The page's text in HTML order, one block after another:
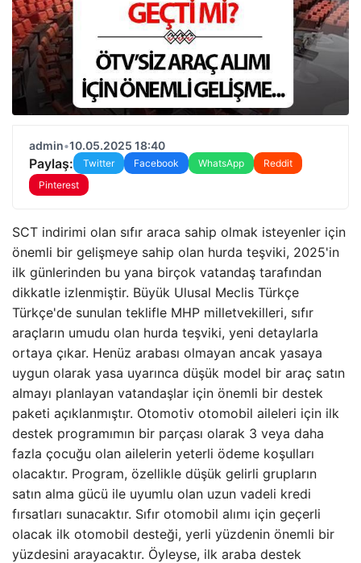
admin•10.05.2025 18:40
Paylaş: Twitter Facebook WhatsApp
Reddit
Pinterest
SCT indirimi olan sıfır araca sahip olmak isteyenler için
önemli bir gelişmeye sahip olan hurda teşviki, 2025'in
ilk günlerinden bu yana birçok vatandaş tarafından
dikkatle izlenmiştir. Büyük Ulusal Meclis Türkçe
Türkçe'de sunulan teklifle MHP milletvekilleri, sıfır
araçların umudu olan hurda teşviki, yeni detaylarla
ortaya çıkar. Henüz arabası olmayan ancak yasaya
uygun olarak yasa uyarınca düşük model bir araç satın
almayı planlayan vatandaşlar için önemli bir destek
paketi açıklanmıştır. Otomotiv otomobil aileleri için ilk
destek programımın bir parçası olarak 3 veya daha
fazla çocuğu olan ailelerin yeterli ödeme koşulları
olacaktır. Program, özellikle düşük gelirli grupların
satın alma gücü ile uyumlu olan uzun vadeli kredi
fırsatları sunacaktır. Sıfır otomobil alımı için geçerli
olacak ilk otomobil desteği, yerli yüzdenin önemli bir
yüzdesini arayacaktır. Öyleyse, ilk araba destek